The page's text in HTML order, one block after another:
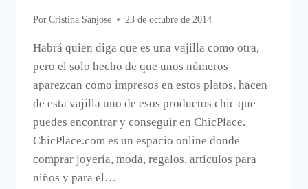
Por Cristina Sanjose 23 de octubre de 2014
Habrá quien diga que es una vajilla como otra,
pero el solo hecho de que unos números
aparezcan como impresos en estos platos, hacen
de esta vajilla uno de esos productos chic que
puedes encontrar y conseguir en ChicPlace.
ChicPlace.com es un espacio online donde
comprar joyería, moda, regalos, artículos para
niños y para el…